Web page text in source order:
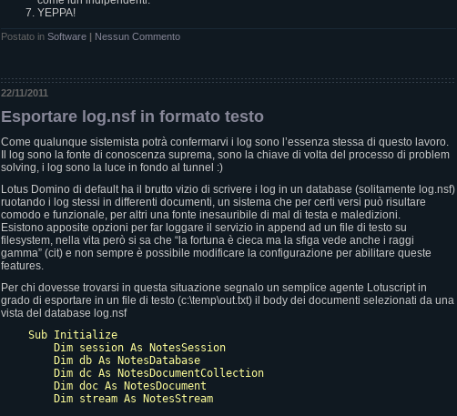
YEPPA!
Postato in Software | Nessun Commento
22/11/2011
Esportare log.nsf in formato testo
Come qualunque sistemista potrà confermarvi i log sono l’essenza stessa di questo lavoro.
Il log sono la fonte di conoscenza suprema, sono la chiave di volta del processo di problem
solving, i log sono la luce in fondo al tunnel :)
Lotus Domino di default ha il brutto vizio di scrivere i log in un database (solitamente log.nsf)
ruotando i log stessi in differenti documenti, un sistema che per certi versi può risultare
comodo e funzionale, per altri una fonte inesauribile di mal di testa e maledizioni.
Esistono apposite opzioni per far loggare il servizio in append ad un file di testo su
filesystem, nella vita però si sa che “la fortuna è cieca ma la sfiga vede anche i raggi
gamma” (cit) e non sempre è possibile modificare la configurazione per abilitare queste
features.
Per chi dovesse trovarsi in questa situazione segnalo un semplice agente Lotuscript in
grado di esportare in un file di testo (c:\temp\out.txt) il body dei documenti selezionati da una
vista del database log.nsf
Sub Initialize
Dim session As NotesSession
Dim db As NotesDatabase
Dim dc As NotesDocumentCollection
Dim doc As NotesDocument
Dim stream As NotesStream